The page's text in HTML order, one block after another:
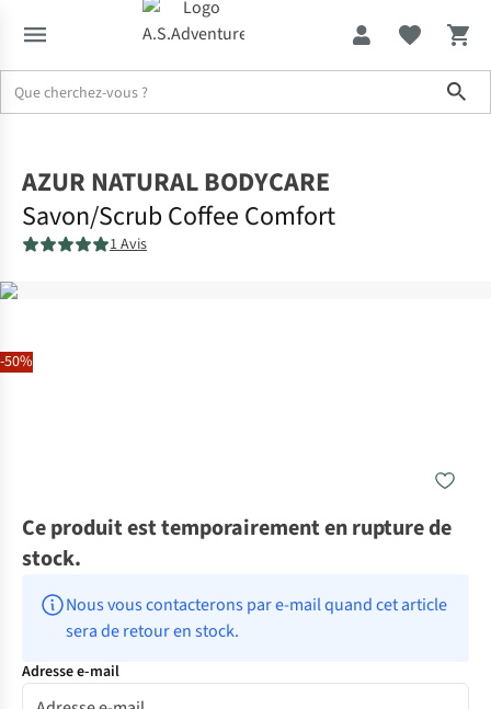
-50%
AZUR NATURAL BODYCARE
Savon/Scrub Coffee Comfort
1 Avis
Ce produit est temporairement en rupture de
stock.
Nous vous contacterons par e-mail quand cet article
sera de retour en stock.
Adresse e-mail